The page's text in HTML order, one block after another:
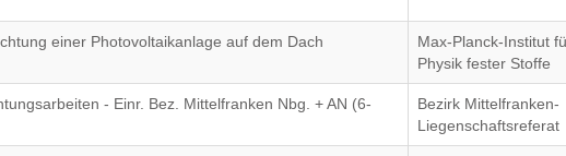
einer Photovoltaikanlage auf dem Dach
Max-Planck-Institut
Physik fester Stoffe
- Einr. Bez. Mittelfranken Nbg. + AN (6-
Bezirk Mittelfranken-
Liegenschaftsreferat